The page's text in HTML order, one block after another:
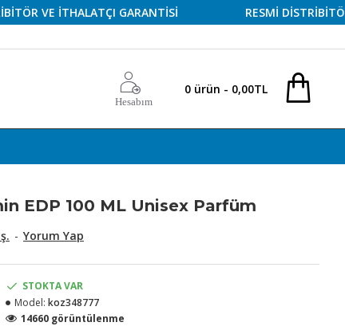
VE İTHALATÇI GARANTİSİ RESMİ DİSTRİBİTÖR
Hesabım
0 ürün - 0,00TL
EDP 100 ML Unisex Parfüm
- Yorum Yap
STOKTA VAR
Model: koz348777
14660 görüntülenme